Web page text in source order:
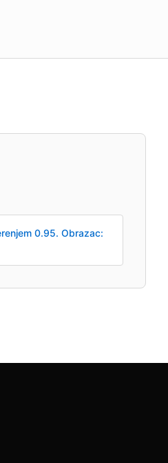
0.95. Obrazac: